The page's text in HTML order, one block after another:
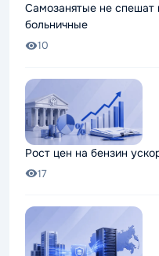
Самозанятые не
больничные
10
Рост цен на бензин
17